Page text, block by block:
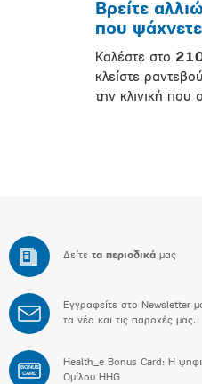
Βρείτε
που ψάχνετε
Καλέστε στο
κλείστε
την κλινική που
Δείτε τα περιοδικά μας
Εγγραφείτε στο Newsletter
τα νέα και τις παροχές μας.
BONUS
CARD
Health_e Bonus Card: H
Ομίλου HHG